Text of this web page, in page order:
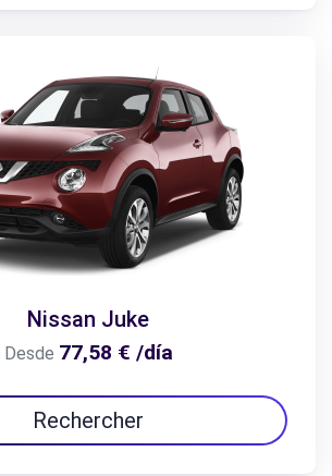
Nissan Juke
Desde 77,58 € /día
Rechercher